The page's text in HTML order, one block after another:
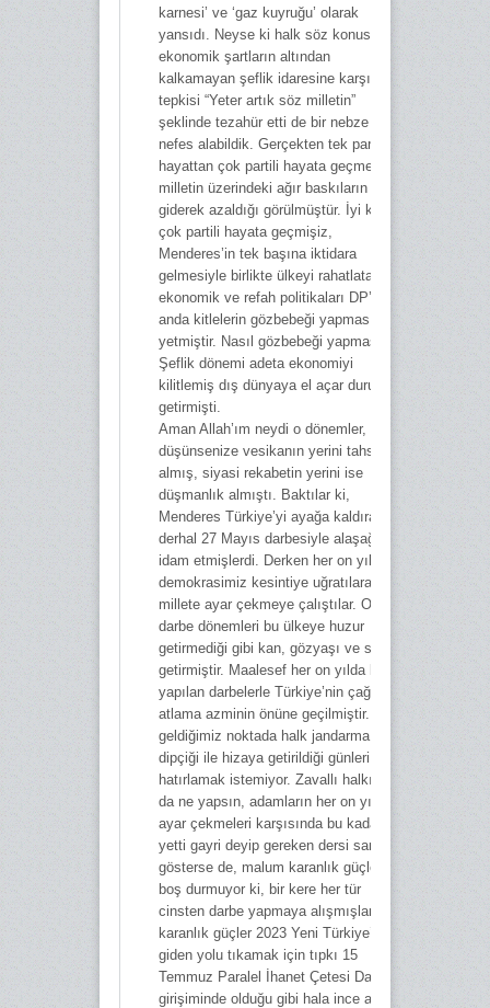
karnesi’ ve ‘gaz kuyruğu’ olarak
yansıdı. Neyse ki halk söz konusu ağır
ekonomik şartların altından
kalkamayan şeflik idaresine karşı
tepkisi “Yeter artık söz milletin”
şeklinde tezahür etti de bir nebze olsun
nefes alabildik. Gerçekten tek partili
hayattan çok partili hayata geçmekle
milletin üzerindeki ağır baskıların
giderek azaldığı görülmüştür. İyi ki de
çok partili hayata geçmişiz,
Menderes’in tek başına iktidara
gelmesiyle birlikte ülkeyi rahatlatan
ekonomik ve refah politikaları DP’yi bir
anda kitlelerin gözbebeği yapmasına
yetmiştir. Nasıl gözbebeği yapmasın ki,
Şeflik dönemi adeta ekonomiyi
kilitlemiş dış dünyaya el açar duruma
getirmişti.
Aman Allah’ım neydi o dönemler,
düşünsenize vesikanın yerini tahsis
almış, siyasi rekabetin yerini ise
düşmanlık almıştı. Baktılar ki,
Menderes Türkiye’yi ayağa kaldıracak
derhal 27 Mayıs darbesiyle alaşağı edip
idam etmişlerdi. Derken her on yılda bir
demokrasimiz kesintiye uğratılarak
millete ayar çekmeye çalıştılar. Oysa
darbe dönemleri bu ülkeye huzur
getirmediği gibi kan, gözyaşı ve sefalet
getirmiştir. Maalesef her on yılda bir
yapılan darbelerle Türkiye’nin çağ
atlama azminin önüne geçilmiştir. Artık
geldiğimiz noktada halk jandarma
dipçiği ile hizaya getirildiği günleri
hatırlamak istemiyor. Zavallı halkımız
da ne yapsın, adamların her on yılda bir
ayar çekmeleri karşısında bu kadarı da
yetti gayri deyip gereken dersi sandıkta
gösterse de, malum karanlık güçler hiç
boş durmuyor ki, bir kere her tür
cinsten darbe yapmaya alışmışlar. Bu
karanlık güçler 2023 Yeni Türkiye’ye
giden yolu tıkamak için tıpkı 15
Temmuz Paralel İhanet Çetesi Darbe
girişiminde olduğu gibi hala ince ayar